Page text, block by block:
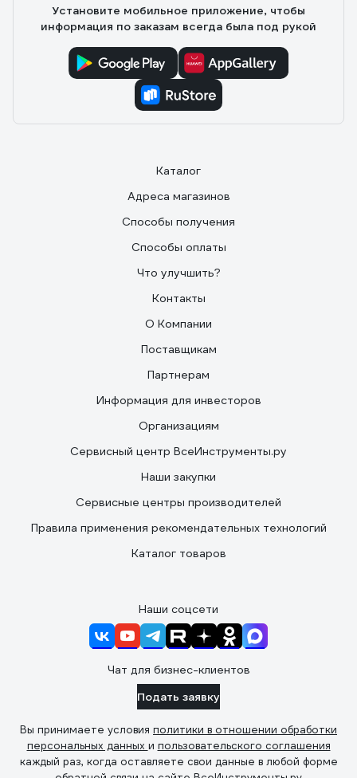
Установите мобильное приложение, чтобы
информация по заказам всегда была под рукой
Каталог
Адреса магазинов
Способы получения
Способы оплаты
Что улучшить?
Контакты
О Компании
Поставщикам
Партнерам
Информация для инвесторов
Организациям
Сервисный центр ВсеИнструменты.ру
Наши закупки
Сервисные центры производителей
Правила применения рекомендательных технологий
Каталог товаров
Наши соцсети
Чат для бизнес-клиентов
Подать заявку
Вы принимаете условия политики в отношении обработки
персональных данных и пользовательского соглашения
каждый раз, когда оставляете свои данные в любой форме